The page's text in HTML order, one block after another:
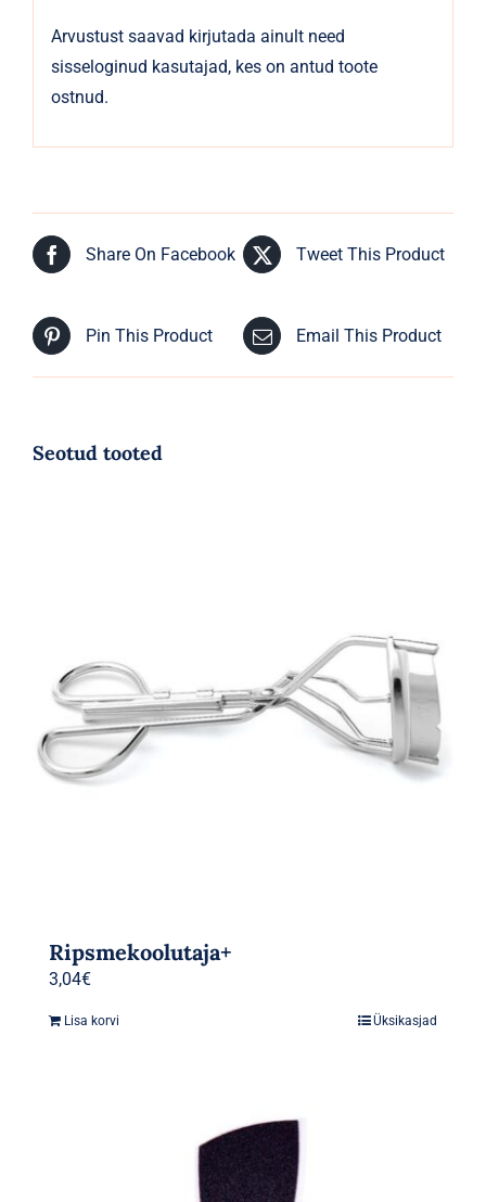
Arvustust saavad kirjutada ainult need
sisseloginud kasutajad, kes on antud toote
ostnud.
Share On Facebook Tweet This Product
Pin This Product Email This Product
Seotud tooted
Ripsmekoolutaja+
3,04€
Lisa korvi Üksikasjad